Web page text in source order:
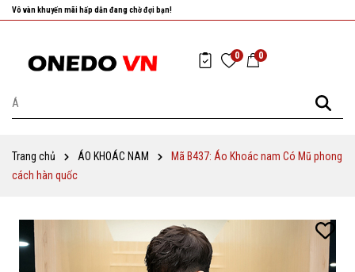
Nhanh tay chọn cho mình những sản phẩm ưng ý nhất!
0 0
Trang chủ ÁO KHOÁC NAM
Mã B437: Áo Khoác nam Có Mũ phong
cách hàn quốc